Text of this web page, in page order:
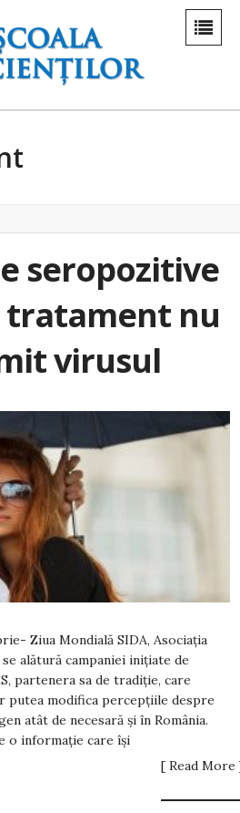
seropozitive
tratament nu
virusul
Ziua Mondială SIDA, Asociația
alătură campaniei inițiate de
partenera sa de tradiție, care
putea modifica percepțiile despre
atât de necesară și în România.
o informație care își
[ Read More